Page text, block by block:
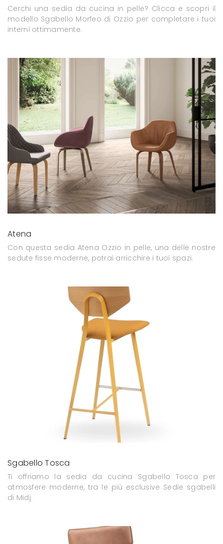
Cerchi una sedia da cucina in pelle? Clicca e scopri il
modello Sgabello Morfeo di Ozzio per completare i tuoi
interni ottimamente.
Atena
Con questa sedia Atena Ozzio in pelle, una delle nostre
sedute fisse moderne, potrai arricchire i tuoi spazi.
Sgabello Tosca
Ti offriamo la sedia da cucina Sgabello Tosca per
atmosfere moderne, tra le più esclusive Sedie sgabelli
di Midj.